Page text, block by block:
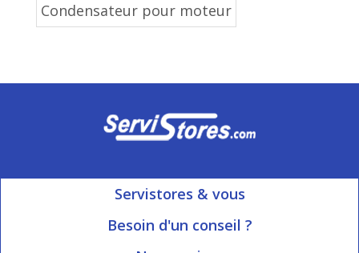
Condensateur pour moteur
Servistores & vous
Mon compte
Besoin d'un conseil ?